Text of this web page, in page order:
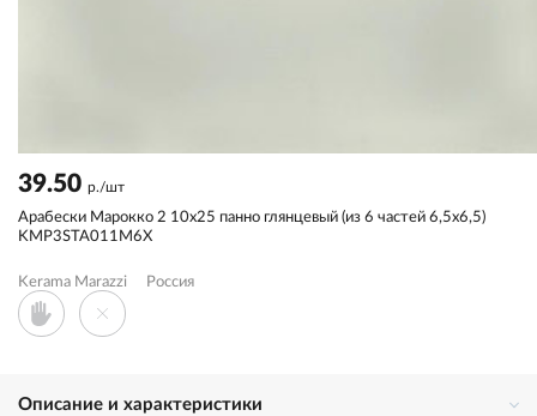
39.50 р./шт
Арабески Марокко 2 10х25 панно глянцевый (из 6 частей 6,5x6,5)
KMP3STA011M6X
Kerama Marazzi Россия
Описание и характеристики